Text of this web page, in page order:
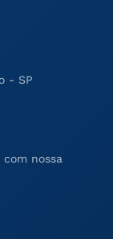
- SP
com nossa